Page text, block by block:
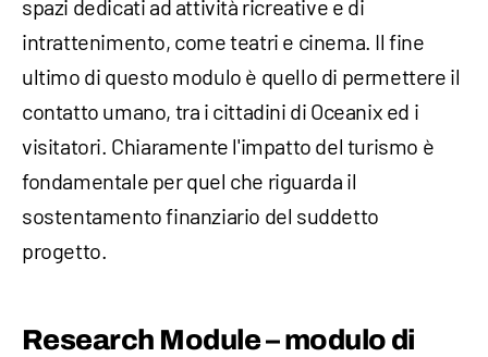
spazi dedicati ad attività ricreative e di
intrattenimento, come teatri e cinema. Il fine
ultimo di questo modulo è quello di permettere il
contatto umano, tra i cittadini di Oceanix ed i
visitatori. Chiaramente l'impatto del turismo è
fondamentale per quel che riguarda il
sostentamento finanziario del suddetto
progetto.
Research Module – modulo di